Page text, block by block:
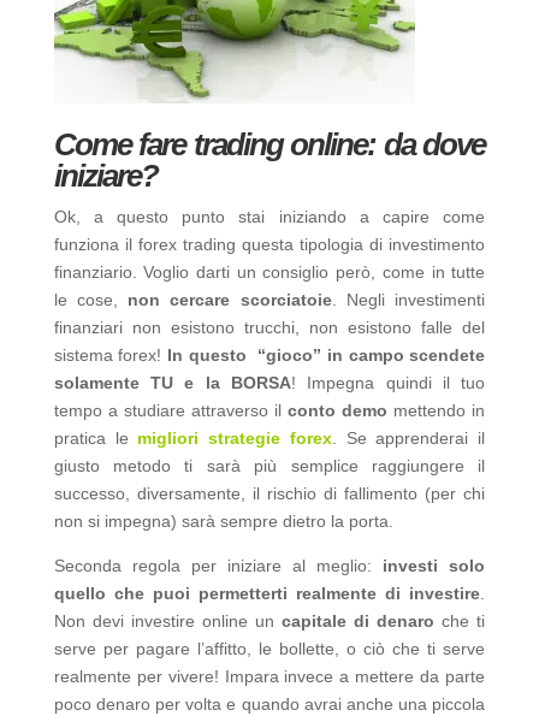
Come fare trading online: da dove
iniziare?
Ok, a questo punto stai iniziando a capire come
funziona il forex trading questa tipologia di investimento
finanziario. Voglio darti un consiglio però, come in tutte
le cose, non cercare scorciatoie. Negli investimenti
finanziari non esistono trucchi, non esistono falle del
sistema forex! In questo
“gioco” in campo scendete
solamente TU e la BORSA! Impegna quindi il tuo
tempo a studiare attraverso ilconto demo mettendo in
pratica le migliori strategie forex. Se apprenderai il
giusto metodo ti sarà più semplice raggiungere il
successo, diversamente, il rischio di fallimento (per chi
non si impegna) sarà sempre dietro la porta.
Seconda regola per iniziare al meglio: investi solo
quello che puoi permetterti realmente di investire
Non devi investire online uncapitale di denaroche ti
serve per pagare l’affitto, le bollette, o ciò che ti serve
realmente per vivere! Impara invece a mettere da parte
poco denaro per volta e quando avrai anche una piccola